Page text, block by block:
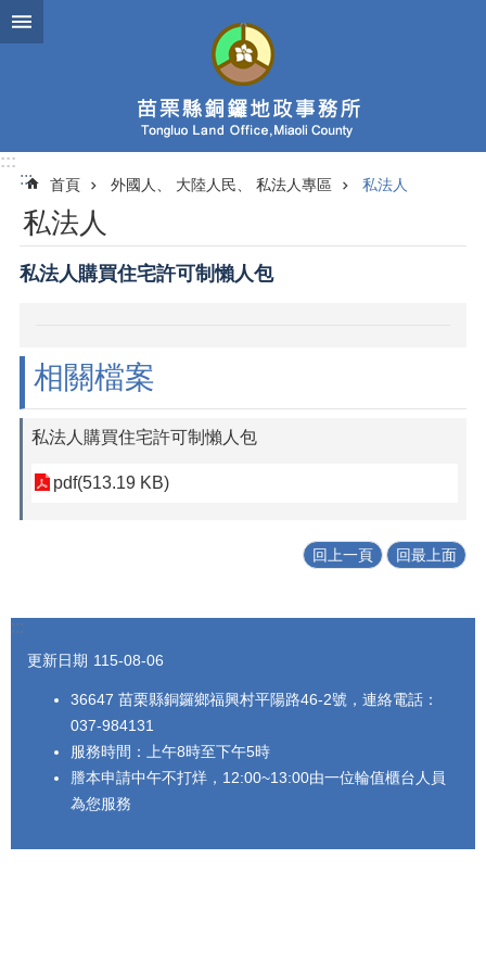
跳到主要內容區塊
:::
:::
首頁 外國人、 大陸人民、 私法人專區 私法人
私法人
私法人購買住宅許可制懶人包
相關檔案
私法人購買住宅許可制懶人包
pdf(513.19 KB)
回上一頁 回最上面
:::
更新日期 115-08-06
36647 苗栗縣銅鑼鄉福興村平陽路46-2號，連絡電話：
037-984131
服務時間：上午8時至下午5時
謄本申請中午不打烊，12:00~13:00由一位輪值櫃台人員
為您服務